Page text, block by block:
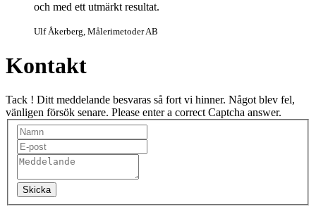
och med ett utmärkt resultat.
Ulf Åkerberg, Målerimetoder AB
Kontakt
Tack ! Ditt meddelande besvaras så fort vi hinner. Något blev fel,
vänligen försök senare. Please enter a correct Captcha answer.
Skicka